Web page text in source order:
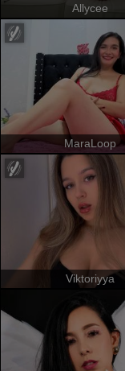
Allycee
MaraLoop
Viktoriyya